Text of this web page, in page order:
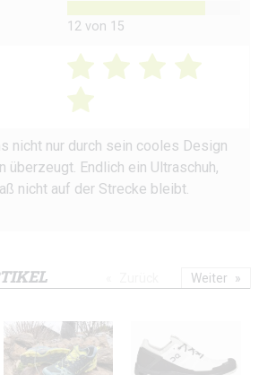
12 von 15
nicht nur durch sein cooles Design
überzeugt. Endlich ein Ultraschuh,
nicht auf der Strecke bleibt.
Weiter